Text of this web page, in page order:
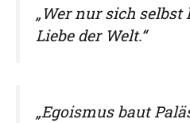
„Wer nur sich
Liebe der Welt.“
„Egoismus baut